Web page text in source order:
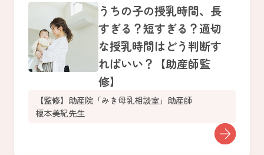
うちの子の授乳時間、長
すぎる？短すぎる？適切
な授乳時間はどう判断す
ればいい？【助産師監
修】
【監修】助産院「みき母乳相談室」助産師
榎本美紀先生